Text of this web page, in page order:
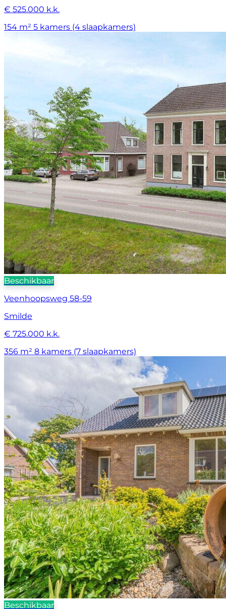
€ 525.000 k.k.
154 m² 5 kamers (4 slaapkamers)
Beschikbaar
Veenhoopsweg 58-59
Smilde
€ 725.000 k.k.
356 m² 8 kamers (7 slaapkamers)
Beschikbaar